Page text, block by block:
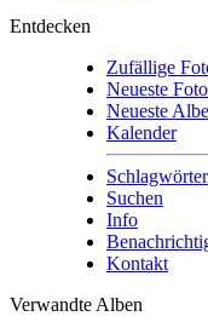
Entdecken
Zufällige
Neueste
Neueste
Kalender
Schlagwörter
Suchen
Info
Kontakt
Verwandte Alben